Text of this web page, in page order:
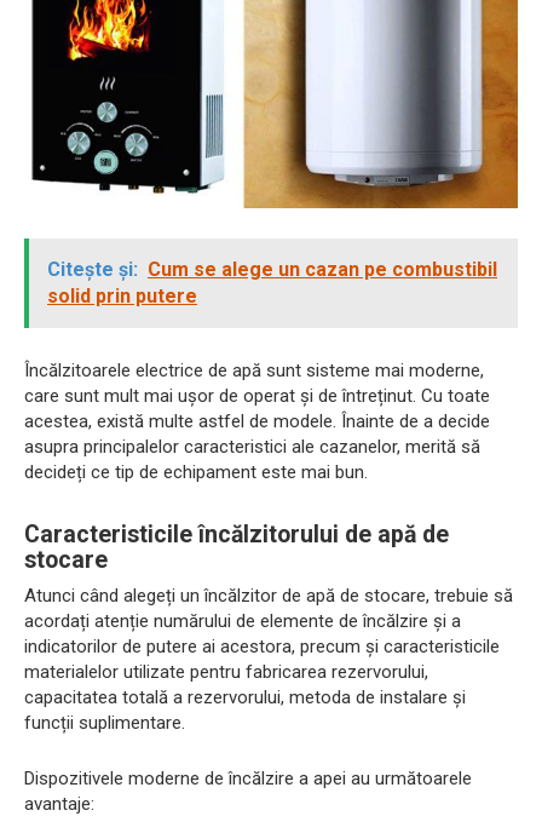
Citește și: Cum se alege un cazan pe combustibil
solid prin putere
Încălzitoarele electrice de apă sunt sisteme mai moderne,
care sunt mult mai ușor de operat și de întreținut. Cu toate
acestea, există multe astfel de modele. Înainte de a decide
asupra principalelor caracteristici ale cazanelor, merită să
decideți ce tip de echipament este mai bun.
Caracteristicile încălzitorului de apă de
stocare
Atunci când alegeți un încălzitor de apă de stocare, trebuie să
acordați atenție numărului de elemente de încălzire și a
indicatorilor de putere ai acestora, precum și caracteristicile
materialelor utilizate pentru fabricarea rezervorului,
capacitatea totală a rezervorului, metoda de instalare și
funcții suplimentare.
Dispozitivele moderne de încălzire a apei au următoarele
avantaje: